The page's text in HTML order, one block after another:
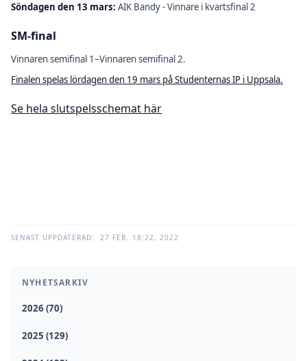
NYHETSARKIV
2026 (70)
2025 (129)
Söndagen den 13 mars: AIK Bandy - Vinnare i kvartsfinal 2
SM-final
Vinnaren semifinal 1–Vinnaren semifinal 2.
Finalen spelas lördagen den 19 mars på Studenternas IP i Uppsala.
Se hela slutspelsschemat här
SENAST UPPDATERAD: 27 FEB. 18:22, 2022